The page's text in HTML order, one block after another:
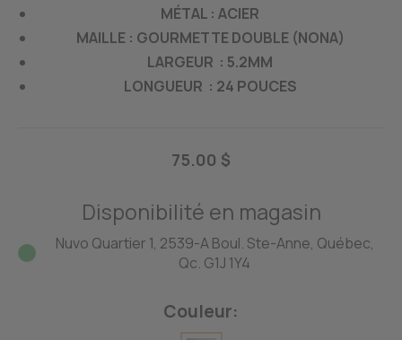
MÉTAL : ACIER
MAILLE : GOURMETTE DOUBLE (NONA)
LARGEUR : 5.2MM
LONGUEUR : 24 POUCES
75.00 $
Disponibilité en magasin
Nuvo Quartier 1, 2539-A Boul. Ste-Anne, Québec,
Qc. G1J 1Y4
Couleur: